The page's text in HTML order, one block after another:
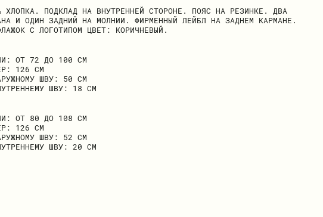
ХЛОПКА. ПОДКЛАД НА ВНУТРЕННЕЙ СТОРОНЕ. ПОЯС НА РЕЗИНКЕ. ДВА
И ОДИН ЗАДНИЙ НА МОЛНИИ. ФИРМЕННЫЙ ЛЕЙБЛ НА ЗАДНЕМ КАРМАНЕ.
С ЛОГОТИПОМ ЦВЕТ: КОРИЧНЕВЫЙ.
ОТ 72 ДО 100 СМ
126 СМ
ШВУ: 50 СМ
ШВУ: 18 СМ
ОТ 80 ДО 108 СМ
126 СМ
ШВУ: 52 СМ
ШВУ: 20 СМ